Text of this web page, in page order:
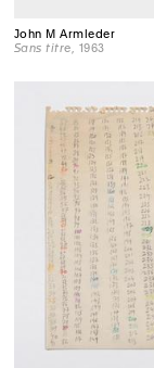
John M Armleder
Sans titre , 1963